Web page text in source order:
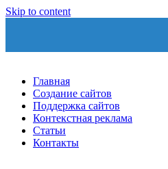
Skip to content
Главная
Создание сайтов
Поддержка сайтов
Контекстная реклама
Статьи
Контакты